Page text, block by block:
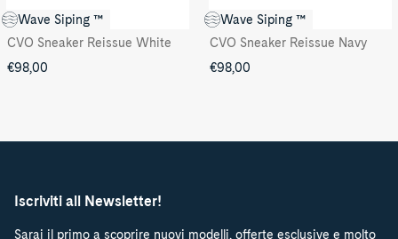
Wave Siping ™
CVO Sneaker Reissue White
€98,00
Wave Siping ™
CVO Sneaker Reissue Navy
€98,00
Iscriviti all Newsletter!
Sarai il primo a scoprire nuovi modelli, offerte esclusive e molto